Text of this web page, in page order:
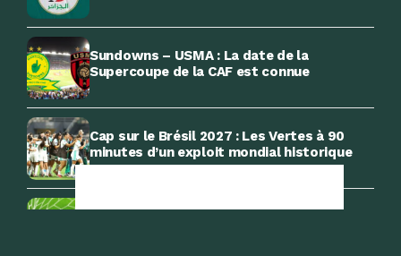
Sundowns – USMA : La date de la
Supercoupe de la CAF est connue
Cap sur le Brésil 2027 : Les Vertes à 90
minutes d’un exploit mondial historique